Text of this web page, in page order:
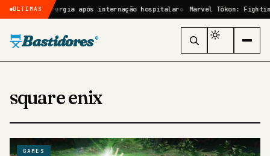
ÚLTIMAS
cirurgia após internação hospitalar Marvel Tōkon: Fighting Souls:
Bastidores ®
square enix
GAMES